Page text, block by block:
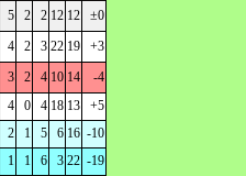
5 2 2 12 12
±0
4 2 3 22 19
+3
3 2 4 10 14
-4
4 0 4 18 13
+5
2 1 5 6 16 -10
1 1 6 3 22 -19